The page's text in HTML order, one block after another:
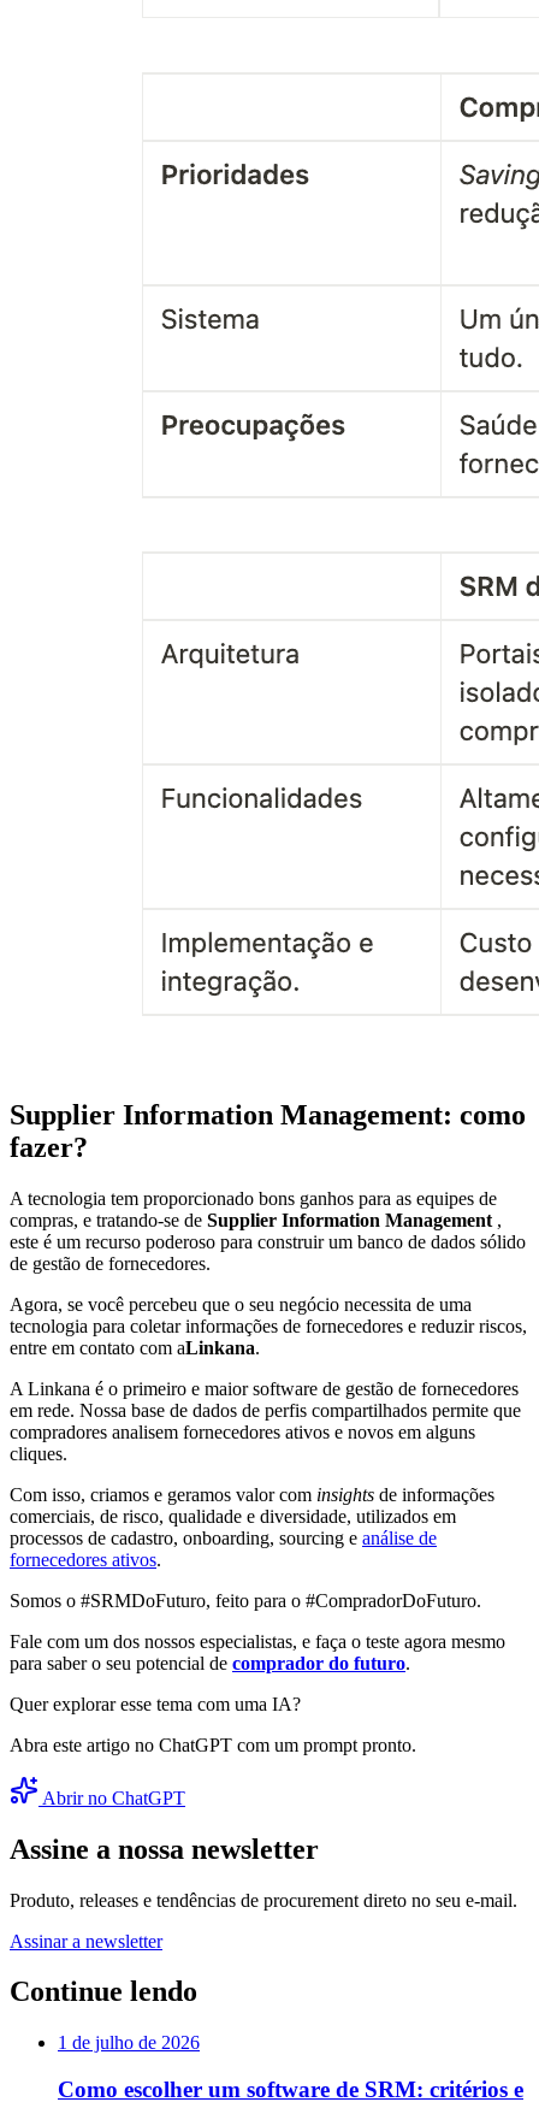
Supplier Information Management: como
fazer?
A tecnologia tem proporcionado bons ganhos para as equipes de
compras, e tratando-se de Supplier Information Management ,
este é um recurso poderoso para construir um banco de dados sólido
de gestão de fornecedores.
Agora, se você percebeu que o seu negócio necessita de uma
tecnologia para coletar informações de fornecedores e reduzir riscos,
entre em contato com aLinkana.
A Linkana é o primeiro e maior software de gestão de fornecedores
em rede. Nossa base de dados de perfis compartilhados permite que
compradores analisem fornecedores ativos e novos em alguns
cliques.
Com isso, criamos e geramos valor com insights de informações
comerciais, de risco, qualidade e diversidade, utilizados em
processos de cadastro, onboarding, sourcing e análise de
fornecedores ativos.
Somos o #SRMDoFuturo, feito para o #CompradorDoFuturo.
Fale com um dos nossos especialistas, e faça o teste agora mesmo
para saber o seu potencial de comprador do futuro.
Quer explorar esse tema com uma IA?
Abra este artigo no ChatGPT com um prompt pronto.
Abrir no ChatGPT
Assine a nossa newsletter
Produto, releases e tendências de procurement direto no seu e-mail.
Assinar a newsletter
Continue lendo
1 de julho de 2026
Como escolher um software de SRM: critérios e